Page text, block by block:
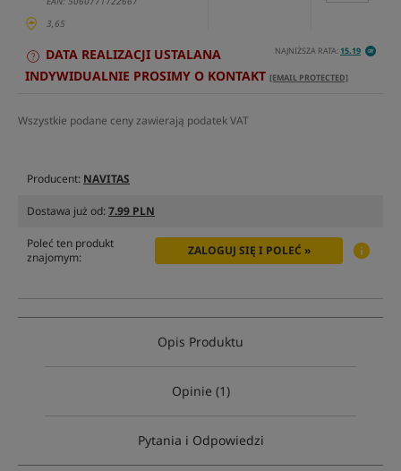
3,65
NAJNIŻSZA RATA:15.19
DATA REALIZACJI USTALANA
INDYWIDUALNIE PROSIMY O KONTAKT [EMAIL PROTECTED]
Wszystkie podane ceny zawierają podatek VAT
Producent: NAVITAS
Dostawa już od:7.99 PLN
Poleć ten produkt
znajomym:
ZALOGUJ SIĘ I POLEĆ »
Opis Produktu
Opinie (1)
Pytania i Odpowiedzi